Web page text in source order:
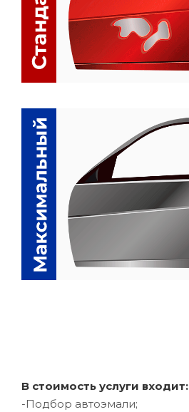
В стоимость услуги входит:
-Подбор автоэмали;